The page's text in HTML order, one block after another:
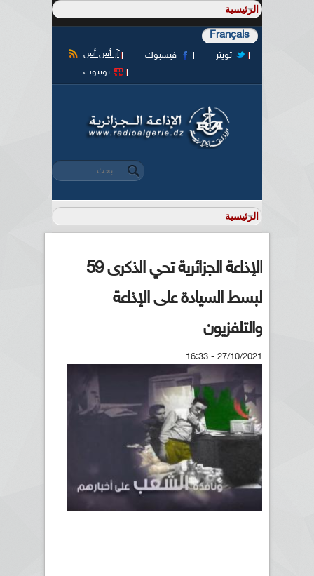
Français
آر أس أس فيسبوك
تويتر
يوتيوب
استمارة البحث
‏بحث ‏
الإذاعة الجزائرية تحي الذكرى 59
لبسط السيادة على الإذاعة
والتلفزيون
27/10/2021 - 16:33